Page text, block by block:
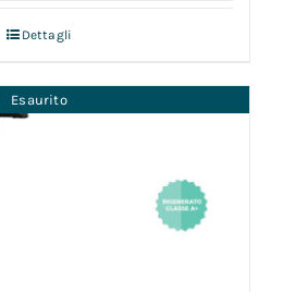
Dettagli
Esaurito